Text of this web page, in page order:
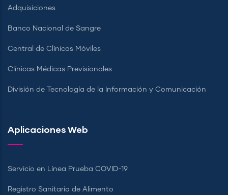
Adquisiciones
Banco Nacional de Sangre
Central de Clínicas Móviles
Clínicas Médicas Previsionales
División de Tecnología de la Información y Comunicación
Aplicaciones Web
Servicio en Línea Prueba COVID-19
Registro Sanitario de Alimento